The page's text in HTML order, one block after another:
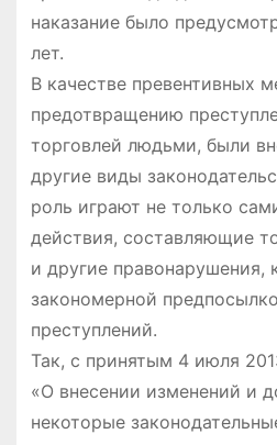
наказание было
лет.
В качестве превентивных
предотвращению
торговлей людьми, были
другие виды
роль играют не только
действия, составляющие
и другие правонарушения,
закономерной
преступлений.
Так, с принятым 4 июля
«О внесении изменений и
некоторые